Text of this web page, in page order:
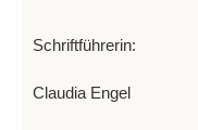
Schriftführerin:
Claudia Engel